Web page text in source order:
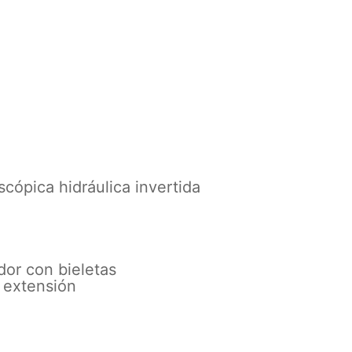
hidráulica invertida
con bieletas